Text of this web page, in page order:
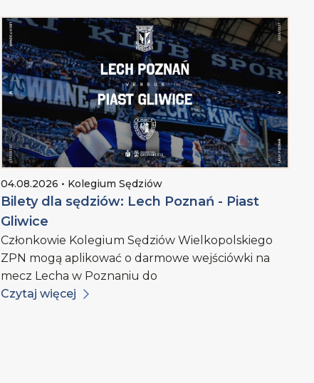
04.08.2026 • Kolegium Sędziów
Bilety dla sędziów: Lech Poznań - Piast
Gliwice
Członkowie Kolegium Sędziów Wielkopolskiego
ZPN mogą aplikować o darmowe wejściówki na
mecz Lecha w Poznaniu do
Czytaj więcej